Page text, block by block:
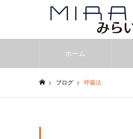
ホーム
ブログ 呼吸法